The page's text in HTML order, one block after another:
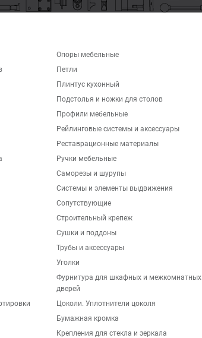
Опоры мебельные
Петли
Плинтус кухонный
Подстолья и ножки для столов
Профили мебельные
Рейлинговые системы и аксессуары
Реставрационные материалы
Ручки мебельные
Саморезы и шурупы
Системы и элементы выдвижения
Сопутствующие
Строительный крепеж
Сушки и поддоны
Трубы и аксессуары
Уголки
Фурнитура для шкафных и межкомнатных
дверей
Цоколи. Уплотнители цоколя
Бумажная кромка
Крепления для стекла и зеркала